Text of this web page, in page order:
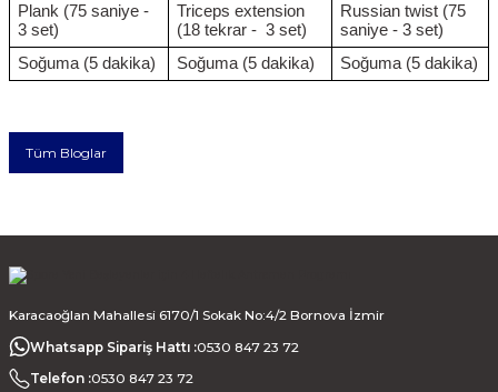
Plank (75 saniye -
3 set)
Triceps extension
(18 tekrar - 3 set)
Russian twist (75
saniye - 3 set)
Soğuma (5 dakika)
Soğuma (5 dakika) Soğuma (5 dakika)
Tüm Bloglar
Karacaoğlan Mahallesi 6170/1 Sokak No:4/2 Bornova İzmir
Whatsapp Sipariş Hattı :0530 847 23 72
Telefon :0530 847 23 72